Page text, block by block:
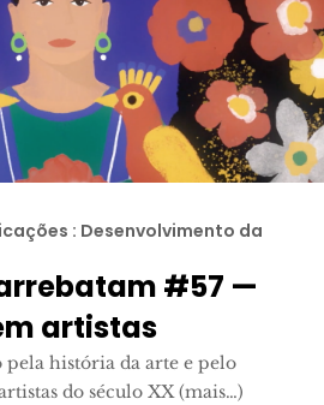
: Desenvolvimento da
#57 —
artistas
pela história da arte e pelo
do século XX (mais…)